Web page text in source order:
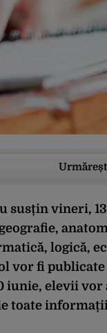
susțin vineri,
logică,
vor fi
iunie, elevii vor
toate